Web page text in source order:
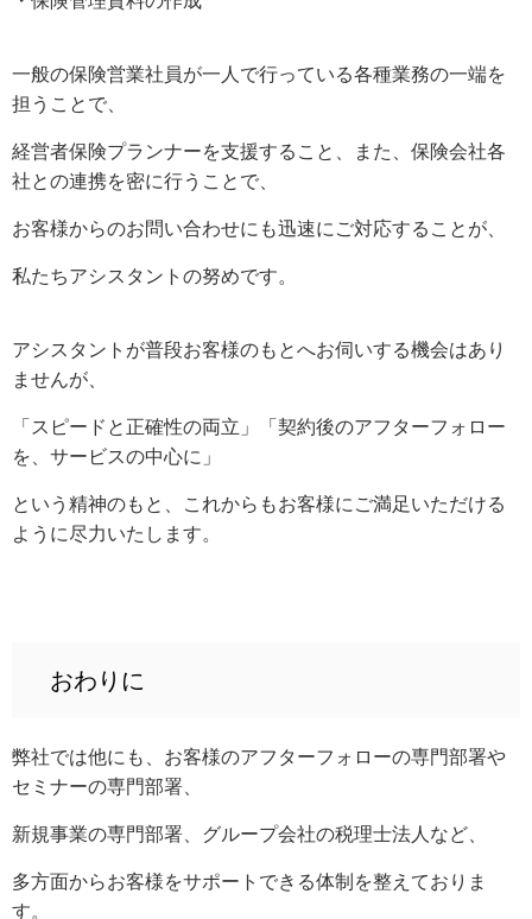
一般の保険営業社員が一人で行っている各種業務の一端を
担うことで、
経営者保険プランナーを支援すること、また、保険会社各
社との連携を密に行うことで、
お客様からのお問い合わせにも迅速にご対応することが、
私たちアシスタントの努めです。
アシスタントが普段お客様のもとへお伺いする機会はあり
ませんが、
「スピードと正確性の両立」「契約後のアフターフォロー
を、サービスの中心に」
という精神のもと、
これからもお客様にご満足いただける
ように尽力いたします。
おわりに
弊社では他にも、お客様のアフターフォローの専門部署や
セミナーの専門部署、
新規事業の専門部署、グループ会社の税理士法人など、
多方面からお客様をサポートできる体制を整えておりま
す。